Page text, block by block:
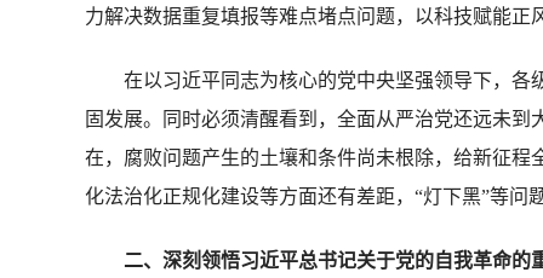
力解决数据重复填报等难点堵点问题，以科技赋能正
在以习近平同志为核心的党中央坚强领导下，各
固发展。同时必须清醒看到，全面从严治党还远未到
在，腐败问题产生的土壤和条件尚未根除，给新征
化法治化正规化建设等方面还有差距，“灯下黑”等
二、深刻领悟习近平总书记关于党的自我革命的